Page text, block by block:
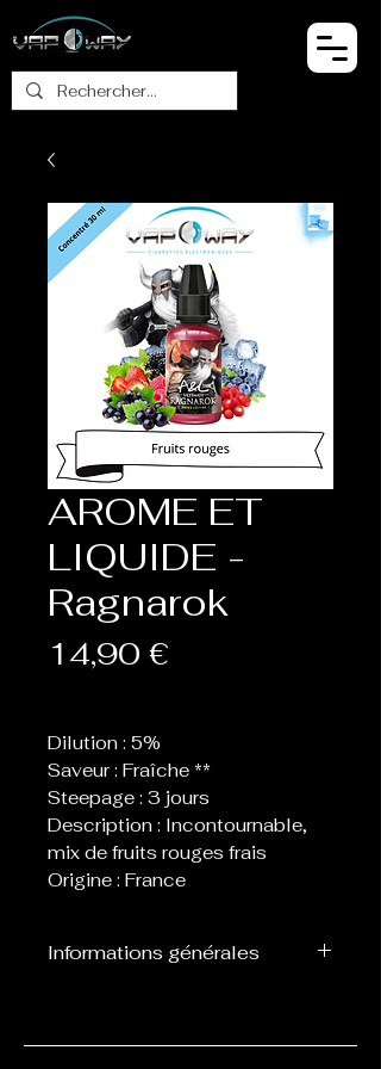
AROME ET
LIQUIDE -
Ragnarok
14,90 €
Dilution : 5%
Saveur : Fraîche **
Steepage : 3 jours
Description : Incontournable,
mix de fruits rouges frais
Origine : France
Informations générales